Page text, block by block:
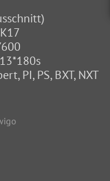
PI, PS, BXT, NXT